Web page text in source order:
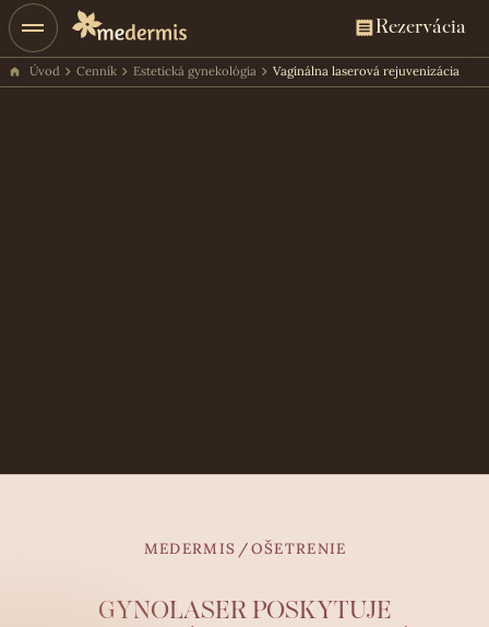
Rezervácia
Úvod Cenník Estetická gynekológia Vaginálna laserová rejuvenizácia
MEDERMIS /OŠETRENIE
GYNOLASER POSKYTUJE